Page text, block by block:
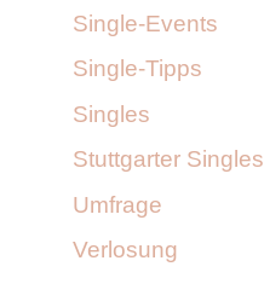
Single-Events
Single-Tipps
Singles
Stuttgarter Singles
Umfrage
Verlosung